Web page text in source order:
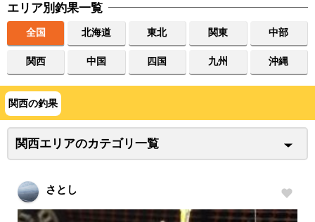
エリア別釣果一覧
全国 北海道 東北 関東 中部
関西 中国 四国 九州 沖縄
関西の釣果
関西エリアのカテゴリ一覧
さとし